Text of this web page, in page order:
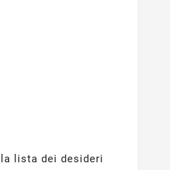
lista dei desideri